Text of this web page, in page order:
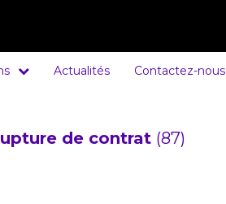
Actualités Contactez-nous
de contrat (87)